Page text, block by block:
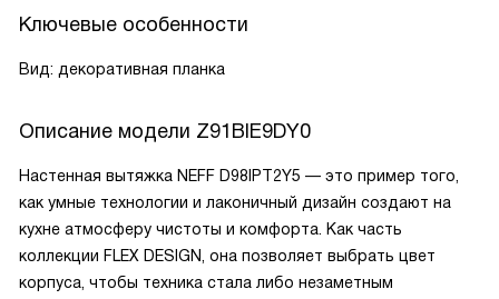
Ключевые особенности
Вид: декоративная планка
Описание модели Z91BIE9DY0
Настенная вытяжка NEFF D98IPT2Y5 — это пример того,
как умные технологии и лаконичный дизайн создают на
кухне атмосферу чистоты и комфорта. Как часть
коллекции FLEX DESIGN, она позволяет выбрать цвет
корпуса, чтобы техника стала либо незаметным